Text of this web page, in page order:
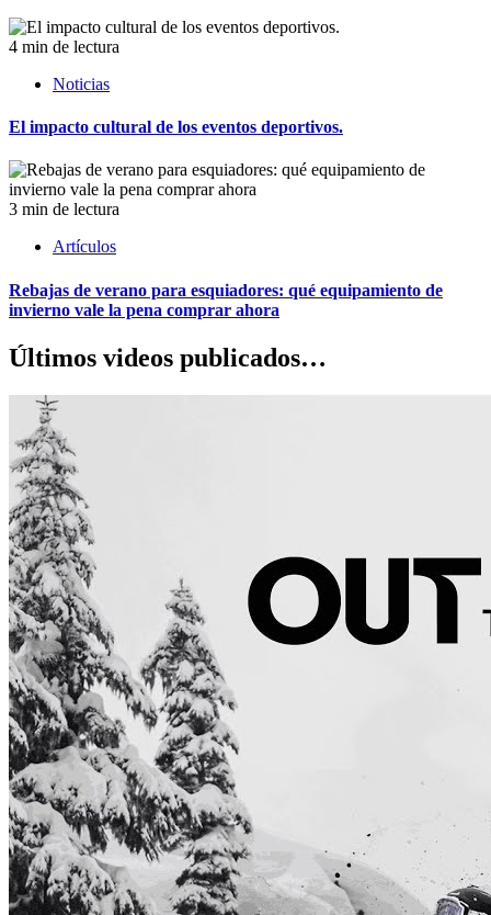
4 min de lectura
Noticias
El impacto cultural de los eventos deportivos.
3 min de lectura
Artículos
Rebajas de verano para esquiadores: qué equipamiento de
invierno vale la pena comprar ahora
Últimos videos publicados…